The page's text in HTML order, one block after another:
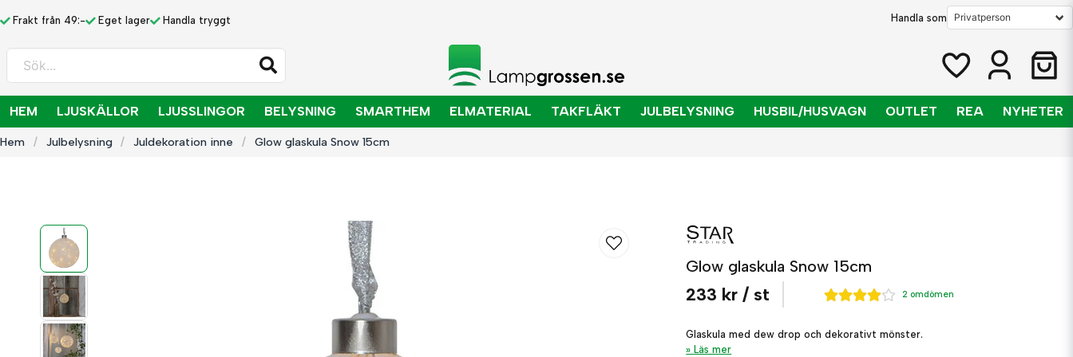
Frakt från 49:- Eget lager Handla tryggt Handla som
Sök...
HEM LJUSKÄLLOR LJUSSLINGOR BELYSNING SMARTHEM ELMATERIAL TAKFLÄKT JULBELYSNING HUSBIL/HUSVAGN OUTLET REA NYHETER
Hem Julbelysning Juldekoration inne Glow glaskula Snow 15cm
Glow glaskula Snow 15cm
233 kr / st 2 omdömen
Glaskula med dew drop och dekorativt mönster.
Läs mer